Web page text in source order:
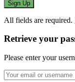
All fields are required.
Retrieve your
Please enter your